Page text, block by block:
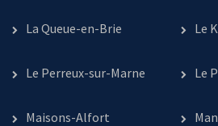
La Queue-en-Brie Le
Le Perreux-sur-Marne Le
Maisons-Alfort